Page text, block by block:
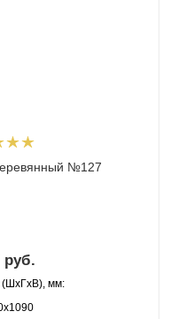
№127
руб.
(ШхГхВ), мм: